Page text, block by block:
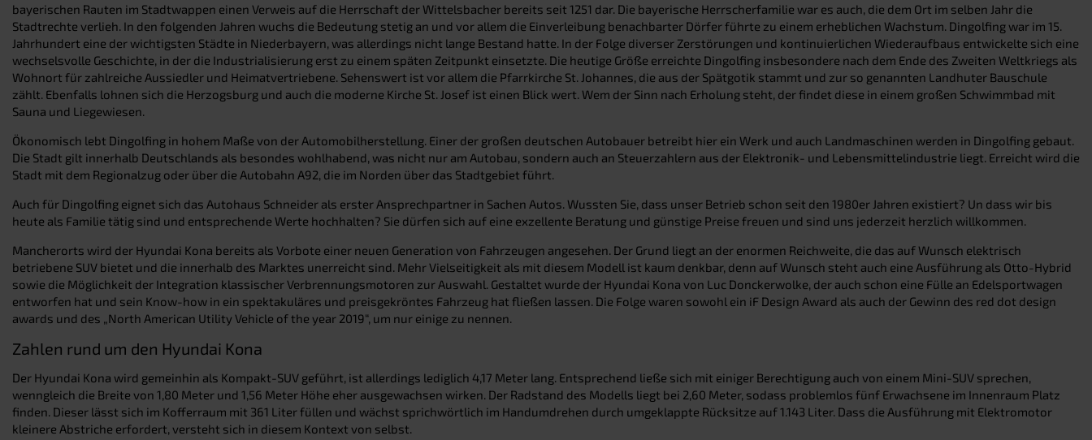
bayerischen Rauten im Stadtwappen einen Verweis auf die Herrschaft der Wittelsbacher bereits seit 1251 dar. Die bayerische Herrscherfamilie war es auch, die dem Ort im selben Jahr die
Stadtrechte verlieh. In den folgenden Jahren wuchs die Bedeutung stetig an und vor allem die Einverleibung benachbarter Dörfer führte zu einem erheblichen Wachstum. Dingolfing war im 15.
Jahrhundert eine der wichtigsten Städte in Niederbayern, was allerdings nicht lange Bestand hatte. In der Folge diverser Zerstörungen und kontinuierlichen Wiederaufbaus entwickelte sich eine
wechselsvolle Geschichte, in der die Industrialisierung erst zu einem späten Zeitpunkt einsetzte. Die heutige Größe erreichte Dingolfing insbesondere nach dem Ende des Zweiten Weltkriegs als
Wohnort für zahlreiche Aussiedler und Heimatvertriebene. Sehenswert ist vor allem die Pfarrkirche St. Johannes, die aus der Spätgotik stammt und zur so genannten Landhuter Bauschule
zählt. Ebenfalls lohnen sich die Herzogsburg und auch die moderne Kirche St. Josef ist einen Blick wert. Wem der Sinn nach Erholung steht, der findet diese in einem großen Schwimmbad mit
Sauna und Liegewiesen.
Ökonomisch lebt Dingolfing in hohem Maße von der Automobilherstellung. Einer der großen deutschen Autobauer betreibt hier ein Werk und auch Landmaschinen werden in Dingolfing gebaut.
Die Stadt gilt innerhalb Deutschlands als besondes wohlhabend, was nicht nur am Autobau, sondern auch an Steuerzahlern aus der Elektronik- und Lebensmittelindustrie liegt. Erreicht wird die
Stadt mit dem Regionalzug oder über die Autobahn A92, die im Norden über das Stadtgebiet führt.
Auch für Dingolfing eignet sich das Autohaus Schneider als erster Ansprechpartner in Sachen Autos. Wussten Sie, dass unser Betrieb schon seit den 1980er Jahren existiert? Un dass wir bis
heute als Familie tätig sind und entsprechende Werte hochhalten? Sie dürfen sich auf eine exzellente Beratung und günstige Preise freuen und sind uns jederzeit herzlich willkommen.
Mancherorts wird der Hyundai Kona bereits als Vorbote einer neuen Generation von Fahrzeugen angesehen. Der Grund liegt an der enormen Reichweite, die das auf Wunsch elektrisch
betriebene SUV bietet und die innerhalb des Marktes unerreicht sind. Mehr Vielseitigkeit als mit diesem Modell ist kaum denkbar, denn auf Wunsch steht auch eine Ausführung als Otto-Hybrid
sowie die Möglichkeit der Integration klassischer Verbrennungsmotoren zur Auswahl. Gestaltet wurde der Hyundai Kona von Luc Donckerwolke, der auch schon eine Fülle an Edelsportwagen
entworfen hat und sein Know-how in ein spektakuläres und preisgekröntes Fahrzeug hat fließen lassen. Die Folge waren sowohl ein iF Design Award als auch der Gewinn des red dot design
awards und des „North American Utility Vehicle of the year 2019“, um nur einige zu nennen.
Zahlen rund um den Hyundai Kona
Der Hyundai Kona wird gemeinhin als Kompakt-SUV geführt, ist allerdings lediglich 4,17 Meter lang. Entsprechend ließe sich mit einiger Berechtigung auch von einem Mini-SUV sprechen,
wenngleich die Breite von 1,80 Meter und 1,56 Meter Höhe eher ausgewachsen wirken. Der Radstand des Modells liegt bei 2,60 Meter, sodass problemlos fünf Erwachsene im Innenraum Platz
finden. Dieser lässt sich im Kofferraum mit 361 Liter füllen und wächst sprichwörtlich im Handumdrehen durch umgeklappte Rücksitze auf 1.143 Liter. Dass die Ausführung mit Elektromotor
kleinere Abstriche erfordert, versteht sich in diesem Kontext von selbst.